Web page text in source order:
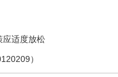
应适度放松
）